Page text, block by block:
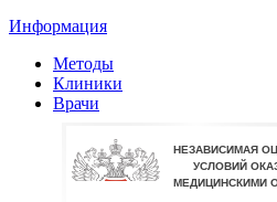
Информация
Методы
Клиники
Врачи